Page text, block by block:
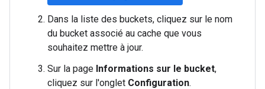
Dans la liste des buckets, cliquez sur le nom
du bucket associé au cache que vous
souhaitez mettre à jour.
Sur la page Informations sur le bucket,
cliquez sur l'onglet Configuration.